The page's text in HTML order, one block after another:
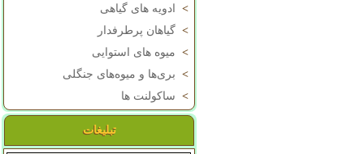
>
ادویه های گیاهی
> گیاهان پرطرفدار
> میوه های استوایی
> بری‌ها و میوه‌های جنگلی
> ساکولنت ها
تبلیغات